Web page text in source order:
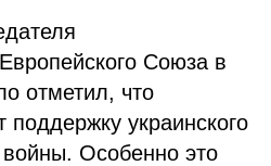
Союза в
отметил, что
поддержку украинского
Особенно это